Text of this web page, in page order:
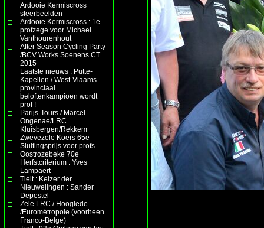
Ardooie Kermiscross
sfeerbeelden
Ardooie Kermiscross : 1e
profzege voor Michael
Vanthourenhout
After Season Cycling Party
/BCV Works Soenens CT
2015
Laatste nieuws : Putte-
Kapellen / West-Vlaams
provinciaal
beloftenkampioen wordt
prof !
Parijs-Tours / Marcel
Ongenae/LRC
Kluisbergen/Rekkem
Zwevezele Koers 65e
Sluitingsprijs voor profs
Oostrozebeke 70e
Herfstcriterium : Yves
Lampaert
Tielt : Keizer der
Nieuwelingen : Sander
Depestel
Zele LRC / Hooglede
/Eurométropole (voorheen
Franco-Belge)